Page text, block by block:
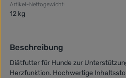
Artikel-Nettogewicht:
12 kg
Beschreibung
Diätfutter für Hunde zur
Herzfunktion. Hochwertige